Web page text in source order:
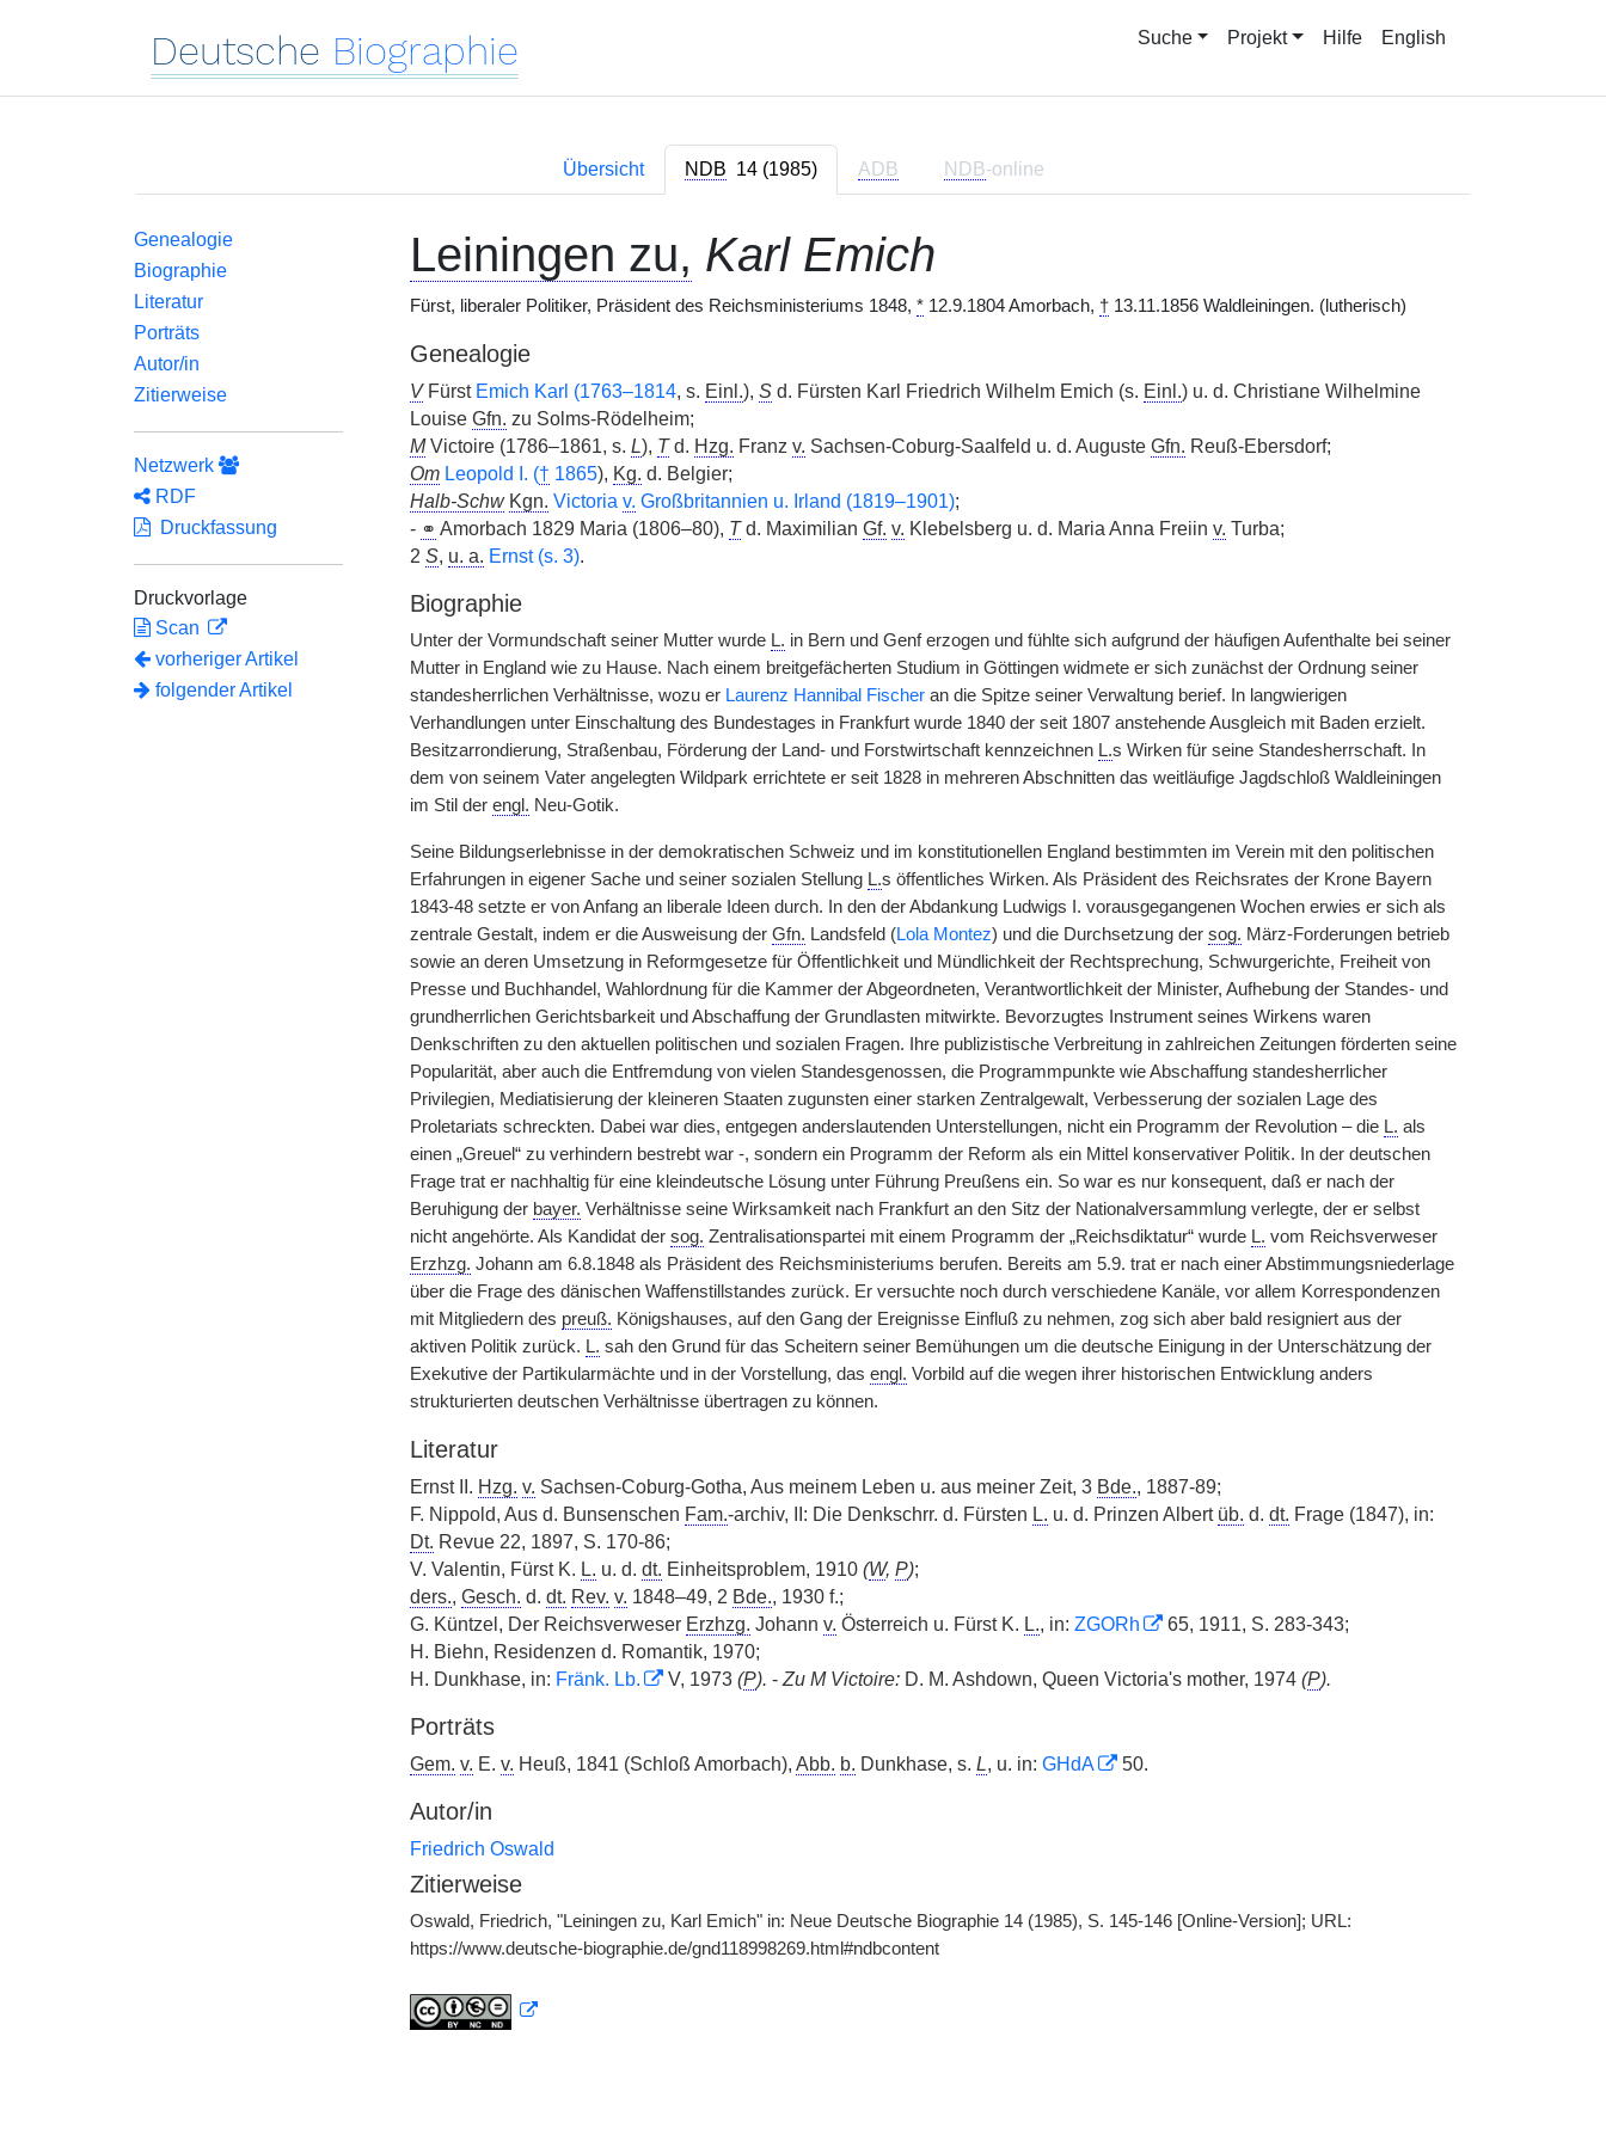
Deutsche Biographie Suche Projekt Hilfe English
Übersicht NDB 14 (1985) ADB NDB-online
Genealogie
Biographie
Literatur
Porträts
Autor/in
Zitierweise
Netzwerk
RDF
Druckfassung
Druckvorlage
Scan
vorheriger Artikel
folgender Artikel
Leiningen zu, Karl Emich
Fürst, liberaler Politiker, Präsident des Reichsministeriums 1848, *12.9.1804 Amorbach, †13.11.1856 Waldleiningen. (lutherisch)
Genealogie
VFürst Emich Karl (1763–1814, s. Einl.), Sd. Fürsten Karl Friedrich Wilhelm Emich (s. Einl.) u. d. Christiane Wilhelmine
Louise Gfn. zu Solms-Rödelheim;
MVictoire (1786–1861, s. L), Td. Hzg. Franz v. Sachsen-Coburg-Saalfeld u. d. Auguste Gfn. Reuß-Ebersdorf;
Om Leopold I. († 1865), Kg. d. Belgier;
Halb-Schw Kgn. Victoria v. Großbritannien u. Irland (1819–1901);
- ⚭ Amorbach 1829 Maria (1806–80), Td. Maximilian Gf. v. Klebelsberg u. d. Maria Anna Freiin v. Turba;
2 S, u. a. Ernst (s. 3).
Biographie
Unter der Vormundschaft seiner Mutter wurde L. in Bern und Genf erzogen und fühlte sich aufgrund der häufigen Aufenthalte bei seiner
Mutter in England wie zu Hause. Nach einem breitgefächerten Studium in Göttingen widmete er sich zunächst der Ordnung seiner
standesherrlichen Verhältnisse, wozu er Laurenz Hannibal Fischeran die Spitze seiner Verwaltung berief. In langwierigen
Verhandlungen unter Einschaltung des Bundestages in Frankfurt wurde 1840 der seit 1807 anstehende Ausgleich mit Baden erzielt.
Besitzarrondierung, Straßenbau, Förderung der Land- und Forstwirtschaft kennzeichnen L.s Wirken für seine Standesherrschaft. In
dem von seinem Vater angelegten Wildpark errichtete er seit 1828 in mehreren Abschnitten das weitläufige Jagdschloß Waldleiningen
im Stil der engl. Neu-Gotik.
Seine Bildungserlebnisse in der demokratischen Schweiz und im konstitutionellen England bestimmten im Verein mit den politischen
Erfahrungen in eigener Sache und seiner sozialen Stellung L.s öffentliches Wirken. Als Präsident des Reichsrates der Krone Bayern
1843-48 setzte er von Anfang an liberale Ideen durch. In den der Abdankung Ludwigs I. vorausgegangenen Wochen erwies er sich als
zentrale Gestalt, indem er die Ausweisung der Gfn. Landsfeld (Lola Montez) und die Durchsetzung der sog. März-Forderungen betrieb
sowie an deren Umsetzung in Reformgesetze für Öffentlichkeit und Mündlichkeit der Rechtsprechung, Schwurgerichte, Freiheit von
Presse und Buchhandel, Wahlordnung für die Kammer der Abgeordneten, Verantwortlichkeit der Minister, Aufhebung der Standes- und
grundherrlichen Gerichtsbarkeit und Abschaffung der Grundlasten mitwirkte. Bevorzugtes Instrument seines Wirkens waren
Denkschriften zu den aktuellen politischen und sozialen Fragen. Ihre publizistische Verbreitung in zahlreichen Zeitungen förderten seine
Popularität, aber auch die Entfremdung von vielen Standesgenossen, die Programmpunkte wie Abschaffung standesherrlicher
Privilegien, Mediatisierung der kleineren Staaten zugunsten einer starken Zentralgewalt, Verbesserung der sozialen Lage des
Proletariats schreckten. Dabei war dies, entgegen anderslautenden Unterstellungen, nicht ein Programm der Revolution – die L. als
einen „Greuel“ zu verhindern bestrebt war -, sondern ein Programm der Reform als ein Mittel konservativer Politik. In der deutschen
Frage trat er nachhaltig für eine kleindeutsche Lösung unter Führung Preußens ein. So war es nur konsequent, daß er nach der
Beruhigung der bayer. Verhältnisse seine Wirksamkeit nach Frankfurt an den Sitz der Nationalversammlung verlegte, der er selbst
nicht angehörte. Als Kandidat der sog. Zentralisationspartei mit einem Programm der „Reichsdiktatur“ wurde L. vom Reichsverweser
Erzhzg. Johann am 6.8.1848 als Präsident des Reichsministeriums berufen. Bereits am 5.9. trat er nach einer Abstimmungsniederlage
über die Frage des dänischen Waffenstillstandes zurück. Er versuchte noch durch verschiedene Kanäle, vor allem Korrespondenzen
mit Mitgliedern des preuß. Königshauses, auf den Gang der Ereignisse Einfluß zu nehmen, zog sich aber bald resigniert aus der
aktiven Politik zurück. L. sah den Grund für das Scheitern seiner Bemühungen um die deutsche Einigung in der Unterschätzung der
Exekutive der Partikularmächte und in der Vorstellung, das engl. Vorbild auf die wegen ihrer historischen Entwicklung anders
strukturierten deutschen Verhältnisse übertragen zu können.
Literatur
Ernst II. Hzg. v. Sachsen-Coburg-Gotha, Aus meinem Leben u. aus meiner Zeit, 3 Bde., 1887-89;
F. Nippold, Aus d. Bunsenschen Fam.-archiv, II: Die Denkschrr. d. Fürsten L. u. d. Prinzen Albert üb. d. dt. Frage (1847), in:
Dt. Revue 22, 1897, S. 170-86;
V. Valentin, Fürst K. L. u. d. dt. Einheitsproblem, 1910 (W, P);
ders., Gesch. d. dt. Rev. v. 1848–49, 2 Bde., 1930 f.;
G. Küntzel, Der Reichsverweser Erzhzg. Johann v. Österreich u. Fürst K. L., in: ZGORh
65, 1911, S. 283-343;
H. Biehn, Residenzen d. Romantik, 1970;
H. Dunkhase, in: Fränk. Lb. V, 1973 (P). - Zu M Victoire:D. M. Ashdown, Queen Victoria's mother, 1974 (P).
Porträts
Gem. v. E. v. Heuß, 1841 (Schloß Amorbach), Abb. b. Dunkhase, s. L, u. in: GHdA 50.
Autor/in
Friedrich Oswald
Zitierweise
Oswald, Friedrich, "Leiningen zu, Karl Emich" in: Neue Deutsche Biographie 14 (1985), S. 145-146 [Online-Version]; URL:
https://www.deutsche-biographie.de/gnd118998269.html#ndbcontent